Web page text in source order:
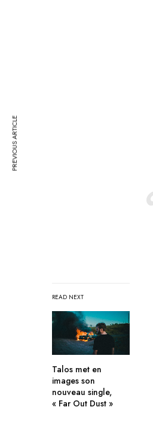
READ NEXT
Talos met en
images son
nouveau single,
« Far Out Dust »
PREVIOUS ARTICLE